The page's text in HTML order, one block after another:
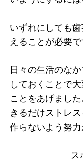
いずれにしても
えることが必要で
日々の生活のな
しておくことで
ことをあげまし
きるだけストレ
作らないよう努力
ス